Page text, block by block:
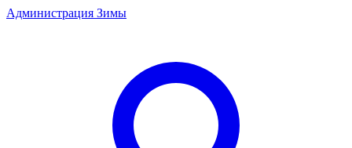
Администрация Зимы